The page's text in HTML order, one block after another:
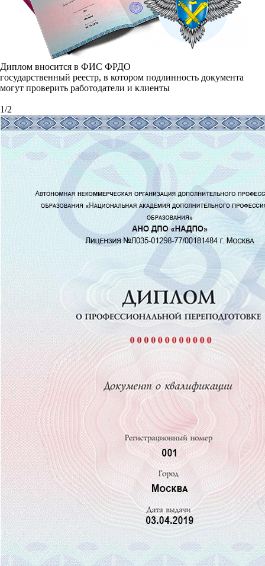
Диплом вносится в ФИС ФРДО
государственный реестр, в котором подлинность документа
могут проверить работодатели и клиенты
1/2